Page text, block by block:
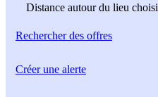
Distance autour du lieu choisi
Rechercherdes offres
Créer une alerte